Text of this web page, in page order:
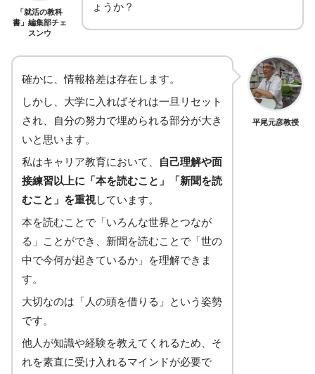
「就活の教科
書」編集部チェ
スンウ
ょうか？
確かに、情報格差は存在します。
しかし、大学に入ればそれは一旦リセット
され、自分の努力で埋められる部分が大き
いと思います。
私はキャリア教育において、
自己理解や面
接練習以上に「本を読むこと」「新聞を読
むこと」を重視しています。
本を読むことで「いろんな世界とつなが
る」ことができ、新聞を読むことで「世の
中で今何が起きているか」を理解できま
す。
大切なのは「人の頭を借りる」という姿勢
です。
他人が知識や経験を教えてくれるため、そ
れを素直に受け入れるマインドが必要で
平尾元彦教授